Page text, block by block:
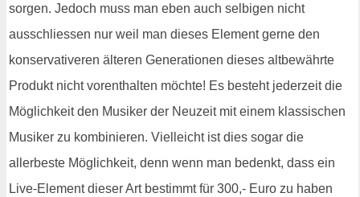
sorgen. Jedoch muss man eben auch selbigen nicht
ausschliessen nur weil man dieses Element gerne den
konservativeren älteren Generationen dieses altbewährte
Produkt nicht vorenthalten möchte! Es besteht jederzeit die
Möglichkeit den Musiker der Neuzeit mit einem klassischen
Musiker zu kombinieren. Vielleicht ist dies sogar die
allerbeste Möglichkeit, denn wenn man bedenkt, dass ein
Live-Element dieser Art bestimmt für 300,- Euro zu haben